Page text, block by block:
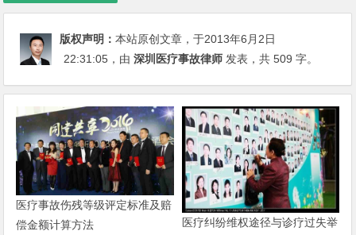
版权声明：本站原创文章，于2013年6月2日
22:31:05 ，由深圳医疗事故律师 发表，共 509 字。
医疗事故伤残等级评定标准及赔
偿金额计算方法
医疗纠纷维权途径与诊疗过失举